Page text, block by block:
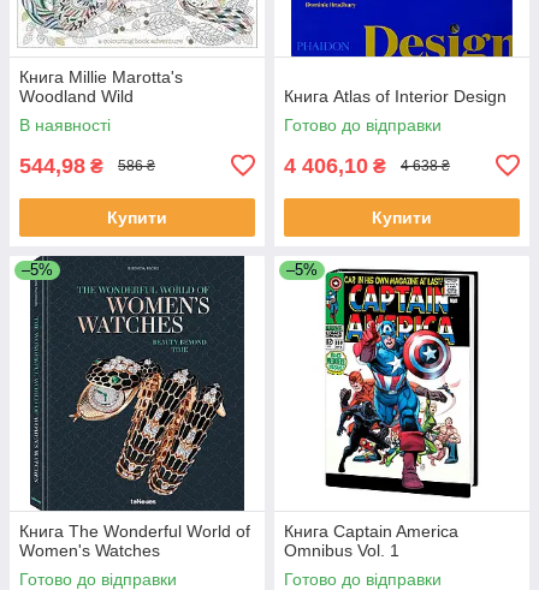
Книга Millie Marotta's
Woodland Wild
В наявності
544,98 ₴ 586 ₴
Купити
Книга Atlas of Interior Design
Готово до відправки
4 406,10 ₴ 4 638 ₴
Купити
–5%
Книга The Wonderful World of
Women's Watches
Готово до відправки
–5%
Книга Captain America
Omnibus Vol. 1
Готово до відправки